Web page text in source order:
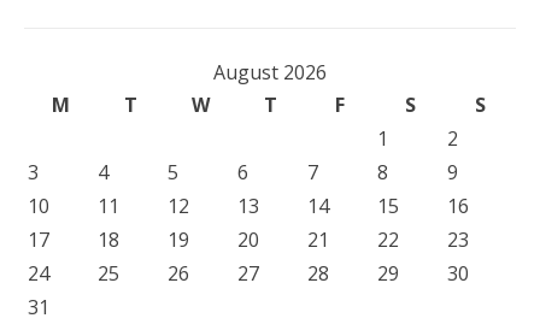
August 2026
M
T W T F S
S
1
2
3
4 5 6 7 8
9
10
11 12 13 14 15
16
17
18 19 20 21 22
23
24
25 26 27 28 29
30
31